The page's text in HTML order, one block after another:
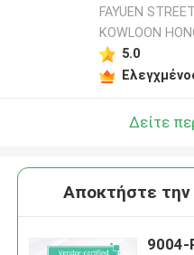
FAYUEN
KOWLOON
5.0
Δείτε
Αποκτήστε την
9004-